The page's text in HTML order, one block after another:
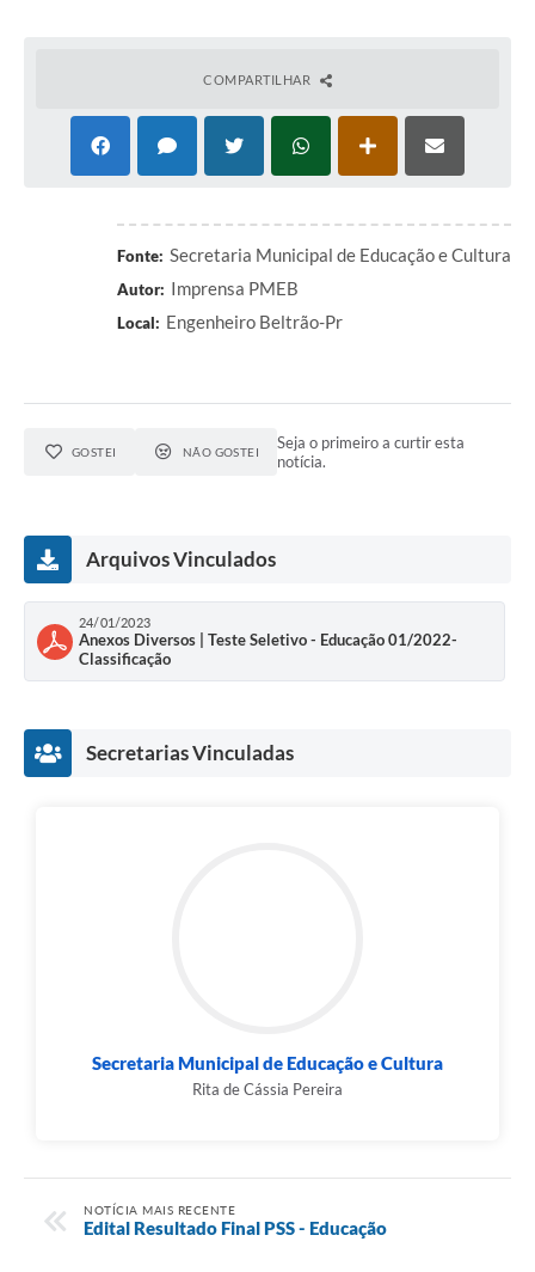
Galeria de Fotos
Arquivos para Download
Telefones Úteis
Enquete
SIC
Contato
COMPARTILHAR
Fonte: Secretaria Municipal de Educação e Cultura
Autor: Imprensa PMEB
Local: Engenheiro Beltrão-Pr
GOSTEI NÃO GOSTEI
Seja o primeiro a curtir esta
notícia.
Arquivos Vinculados
24/01/2023
Anexos Diversos | Teste Seletivo - Educação 01/2022-
Classificação
Secretarias Vinculadas
Secretaria Municipal de Educação e Cultura
Rita de Cássia Pereira
NOTÍCIA MAIS RECENTE
Edital Resultado Final PSS - Educação